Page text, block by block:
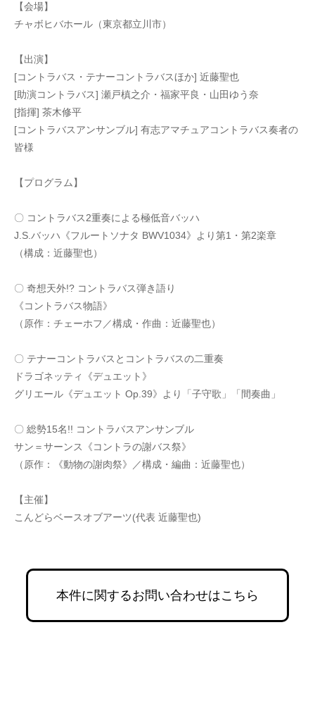
【会場】
チャボヒバホール（東京都立川市）
【出演】
[コントラバス・テナーコントラバスほか] 近藤聖也
[助演コントラバス] 瀬戸槙之介・福家平良・山田ゆう奈
[指揮] 茶木修平
[コントラバスアンサンブル] 有志アマチュアコントラバス奏者の
皆様
【プログラム】
〇 コントラバス2重奏による極低音バッハ
J.S.バッハ《フルートソナタ BWV1034》より第1・第2楽章
（構成：近藤聖也）
〇 奇想天外!? コントラバス弾き語り
《コントラバス物語》
（原作：チェーホフ／構成・作曲：近藤聖也）
〇 テナーコントラバスとコントラバスの二重奏
ドラゴネッティ《デュエット》
グリエール《デュエット Op.39》より「子守歌」「間奏曲」
〇 総勢15名!! コントラバスアンサンブル
サン＝サーンス《コントラの謝バス祭》
（原作：《動物の謝肉祭》／構成・編曲：近藤聖也）
【主催】
こんどらベースオブアーツ(代表 近藤聖也)
本件に関するお問い合わせはこちら